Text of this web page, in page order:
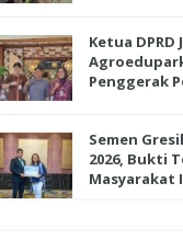
Ketua DPRD
Penggerak
Semen
2026, Bukti
Masyarakat